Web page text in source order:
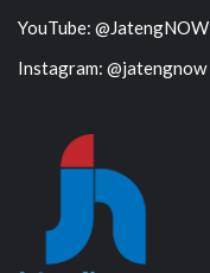
YouTube: @JatengNOW
Instagram: @jatengnow